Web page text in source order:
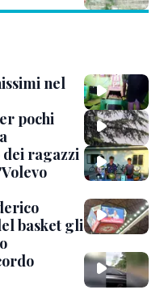
nel
pochi
dei ragazzi
basket gli